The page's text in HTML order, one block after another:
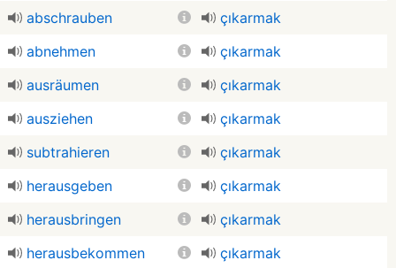
abschrauben
çıkarmak
abnehmen
çıkarmak
ausräumen
çıkarmak
ausziehen
çıkarmak
subtrahieren
çıkarmak
herausgeben
çıkarmak
herausbringen
çıkarmak
herausbekommen
çıkarmak